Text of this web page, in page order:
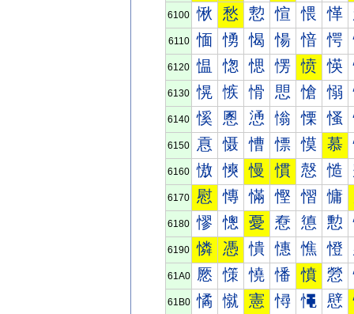
6100 愀 愁 愂 愃 愄 愅
6110 愐 愑 愒 愓 愔 愕
6120 愠 愡 愢 愣 愤 愥
6130 愰 愱 愲 愳 愴 愵
6140 慀 慁 慂 慃 慄 慅
6150 慐 慑 慒 慓 慔 慕
6160 慠 慡 慢 慣 慤 慥
6170 慰 慱 慲 慳 慴 慵
6180 憀 憁 憂 憃 憄 憅
6190 憐 憑 憒 憓 憔 憕
61A0 憠 憡 憢 憣 憤 憥
61B0 憰 憱 憲 憳 憴 憵